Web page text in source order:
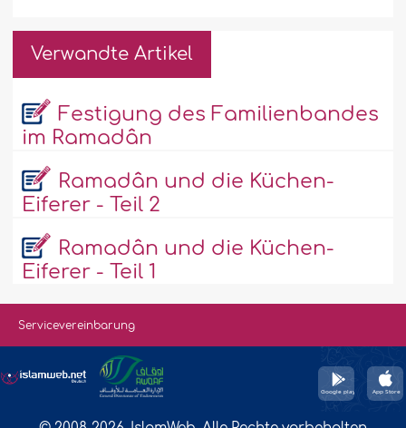
Verwandte Artikel
Festigung des Familienbandes
im Ramadân
Ramadân und die Küchen-
Eiferer - Teil 2
Ramadân und die Küchen-
Eiferer - Teil 1
Servicevereinbarung